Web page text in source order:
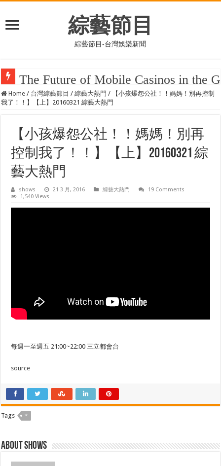
綜藝節目
綜藝節目-台灣娛樂新聞
Casino on-line handbook to options, payments, bonuses, and platform
Home / 台灣綜藝節目 / 綜藝大熱門 /
【小孩爆怨公社！！媽媽！別再控制
我了！！】【上】20160321 綜藝大熱門
【小孩爆怨公社！！媽媽！別再
控制我了！！】【上】20160321 綜
藝大熱門
shows 21 3 月, 2016 綜藝大熱門
19 Comments
1,540 Views
每週一至週五 21:00~22:00 三立都會台
source
Tags *
About shows